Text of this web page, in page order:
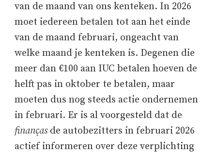
van de maand van ons kenteken. In 2026
moet iedereen betalen tot aan het einde
van de maand februari, ongeacht van
welke maand je kenteken is. Degenen die
meer dan €100 aan IUC betalen hoeven de
helft pas in oktober te betalen, maar
moeten dus nog steeds actie ondernemen
in februari. Er is al voorgesteld dat de
finançasde autobezitters in februari 2026
actief informeren over deze verplichting